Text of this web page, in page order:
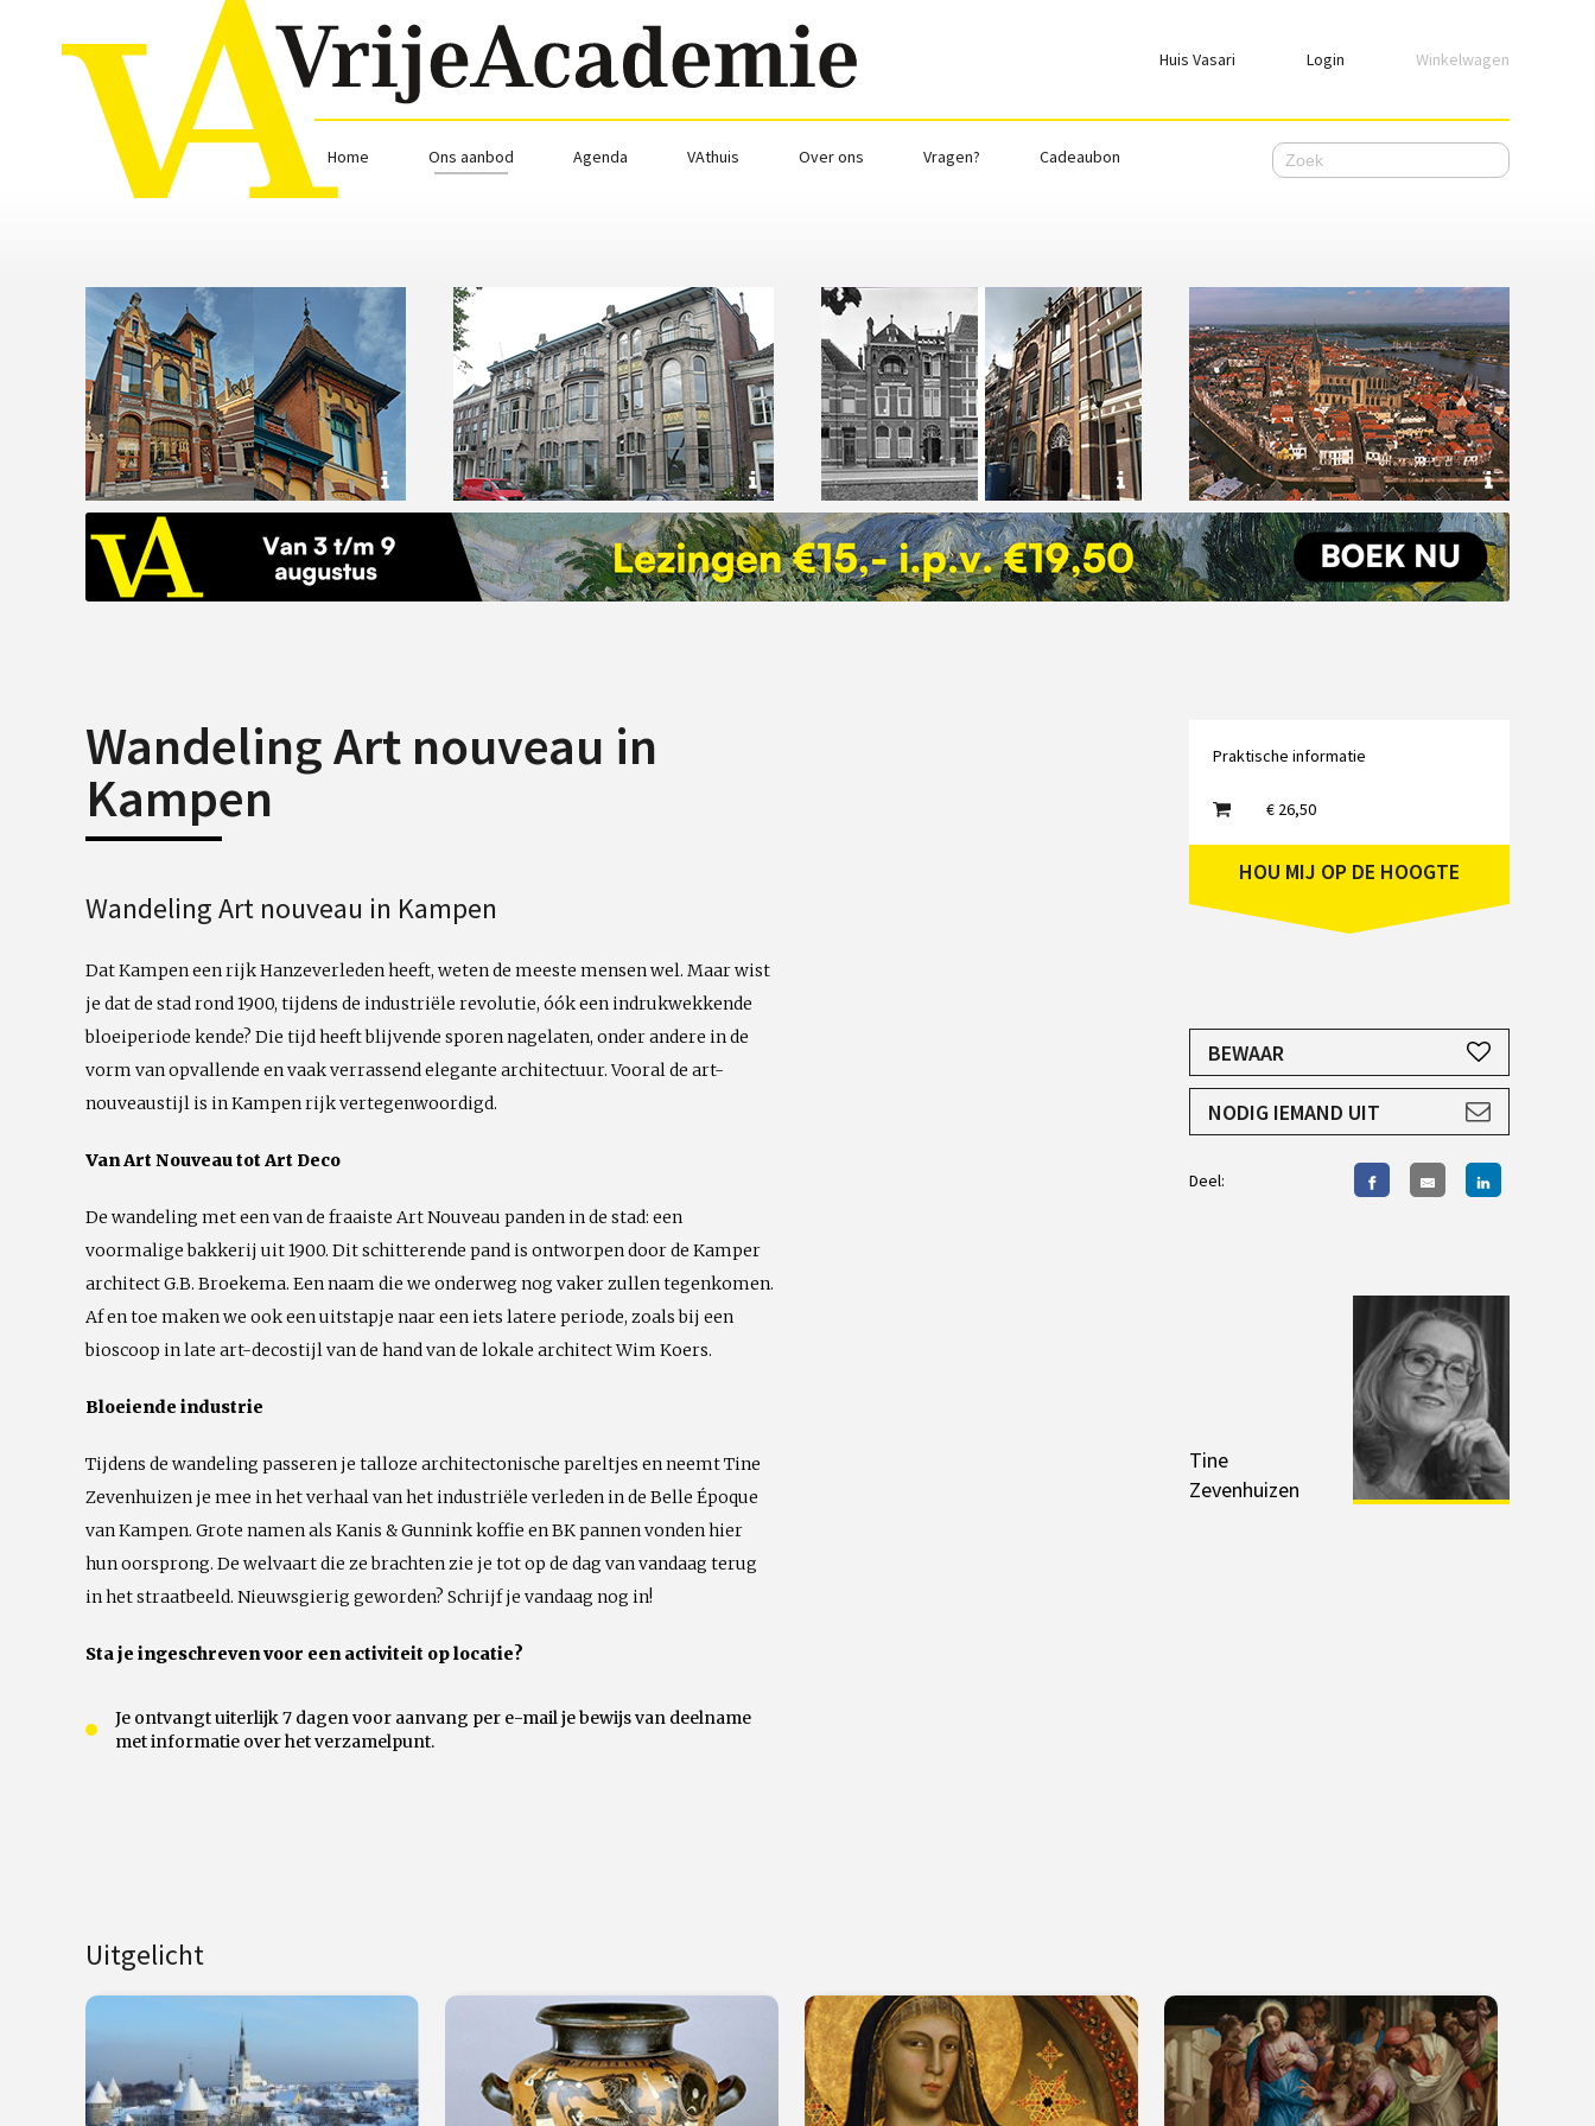
Huis Vasari Login
Login
Emailadres
Ik wil ingelogd blijven
WACHTWOORD VERGETEN
Nog geen account, meld jehieraan.
Winkelwagen
Home Ons aanbod Agenda VAthuis Over ons Vragen? Cadeaubon
Wandeling Art nouveau in
Kampen
Wandeling Art nouveau in Kampen
Dat Kampen een rijk Hanzeverleden heeft, weten de meeste mensen wel. Maar wist
je dat de stad rond 1900, tijdens de industriële revolutie, óók een indrukwekkende
bloeiperiode kende? Die tijd heeft blijvende sporen nagelaten, onder andere in de
vorm van opvallende en vaak verrassend elegante architectuur. Vooral de art-
nouveaustijl is in Kampen rijk vertegenwoordigd.
Van Art Nouveau tot Art Deco
De wandeling met een van de fraaiste Art Nouveau panden in de stad: een
voormalige bakkerij uit 1900. Dit schitterende pand is ontworpen door de Kamper
architect G.B. Broekema. Een naam die we onderweg nog vaker zullen tegenkomen.
Af en toe maken we ook een uitstapje naar een iets latere periode, zoals bij een
bioscoop in late art-decostijl van de hand van de lokale architect Wim Koers.
Bloeiende industrie
Tijdens de wandeling passeren je talloze architectonische pareltjes en neemt Tine
Zevenhuizen je mee in het verhaal van het industriële verleden in de Belle Époque
van Kampen. Grote namen als Kanis & Gunnink koffie en BK pannen vonden hier
hun oorsprong. De welvaart die ze brachten zie je tot op de dag van vandaag terug
in het straatbeeld. Nieuwsgierig geworden? Schrijf je vandaag nog in!
Sta je ingeschreven voor een activiteit op locatie?
Je ontvangt uiterlijk 7 dagen voor aanvang per e-mail je bewijs van deelname
met informatie over het verzamelpunt.
Praktische informatie
€ 26,50
HOU MIJ OP DE HOOGTE
JE HEBT EEN ACCOUNT NODIG
AANMELDEN
BEWAAR
NODIG IEMAND UIT
Deel:
Tine
Zevenhuizen
Uitgelicht